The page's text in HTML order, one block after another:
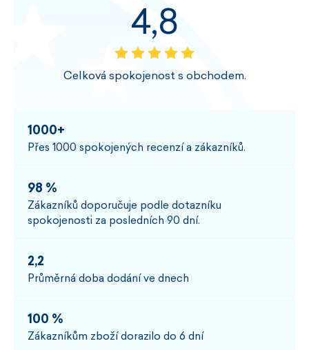
4,8
Celková spokojenost s obchodem.
1000+
Přes 1000 spokojených recenzí a zákazníků.
98 %
Zákazníků doporučuje podle dotazníku
spokojenosti za posledních 90 dní.
2,2
Průměrná doba dodání ve dnech
100 %
Zákazníkům zboží dorazilo do 6 dní